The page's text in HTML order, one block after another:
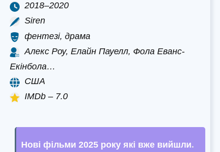
2018–2020
Siren
фентезі, драма
Алекс Роу, Елайн Пауелл, Фола Еванс-
Екінбола…
США
IMDb – 7.0
Нові фільми 2025 року які вже вийшли.